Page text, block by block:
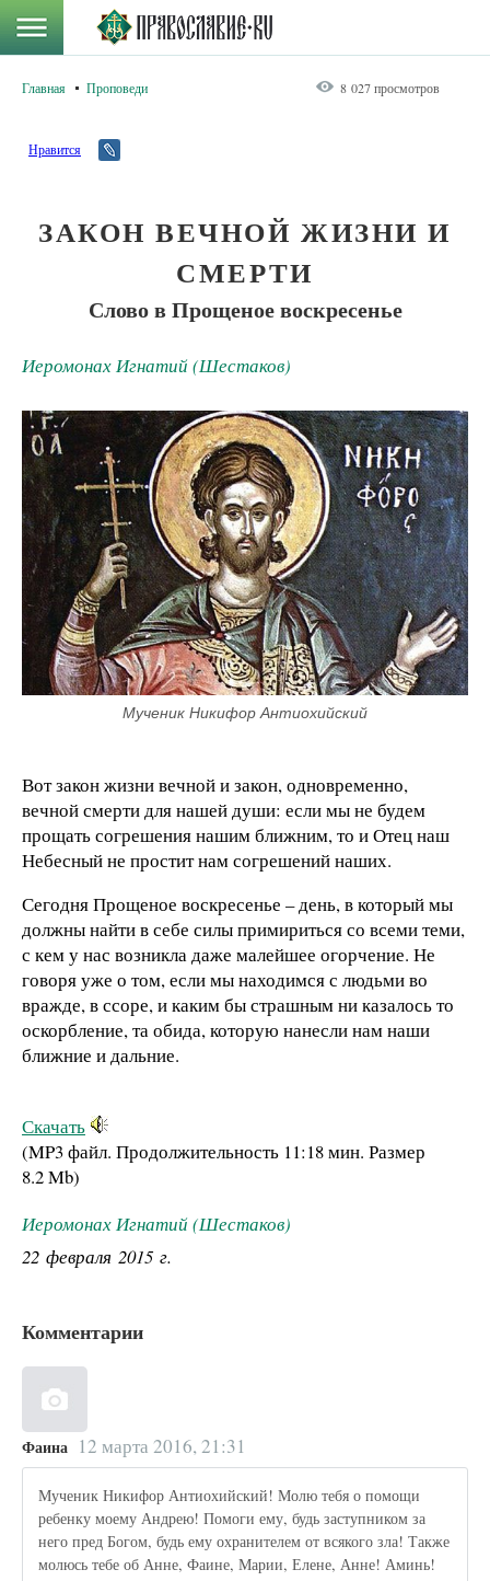
Главная Проповеди 8 027 просмотров
Нравится
ЗАКОН ВЕЧНОЙ ЖИЗНИ И
СМЕРТИ
Слово в Прощеное воскресенье
Иеромонах Игнатий (Шестаков)
Мученик Никифор Антиохийский
Вот закон жизни вечной и закон, одновременно,
вечной смерти для нашей души: если мы не будем
прощать согрешения нашим ближним, то и Отец наш
Небесный не простит нам согрешений наших.
Сегодня Прощеное воскресенье – день, в который мы
должны найти в себе силы примириться со всеми теми,
с кем у нас возникла даже малейшее огорчение. Не
говоря уже о том, если мы находимся с людьми во
вражде, в ссоре, и каким бы страшным ни казалось то
оскорбление, та обида, которую нанесли нам наши
ближние и дальние.
Скачать
(MP3 файл. Продолжительность 11:18 мин. Размер
8.2 Mb)
Иеромонах Игнатий (Шестаков)
22 февраля 2015 г.
Комментарии
Фаина 12 марта 2016, 21:31
Мученик Никифор Антиохийский! Молю тебя о помощи
ребенку моему Андрею! Помоги ему, будь заступником за
него пред Богом, будь ему охранителем от всякого зла! Также
молюсь тебе об Анне, Фаине, Марии, Елене, Анне! Аминь!